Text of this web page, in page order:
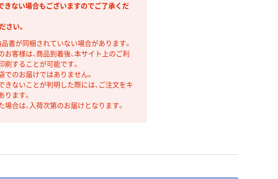
きない場合もございますのでご了承くだ
さい。
書が同梱されていない場合があります。
客様は、商品到着後、本サイト上のご利
することが可能です。
のお届けではありません。
ないことが判明した際には、ご注文をキ
ます。
合は、入荷次第のお届けとなります。